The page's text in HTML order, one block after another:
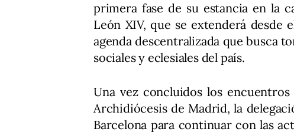
primera fase de su estancia en la
León XIV, que se extenderá desde
agenda descentralizada que busca
sociales y eclesiales del país.
Una vez concluidos los
Archidiócesis de Madrid, la
Barcelona para continuar con las